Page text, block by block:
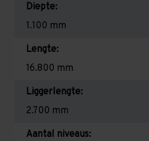
Diepte:
1.100 mm
Lengte:
16.800 mm
Liggerlengte:
2.700 mm
Aantal niveaus: